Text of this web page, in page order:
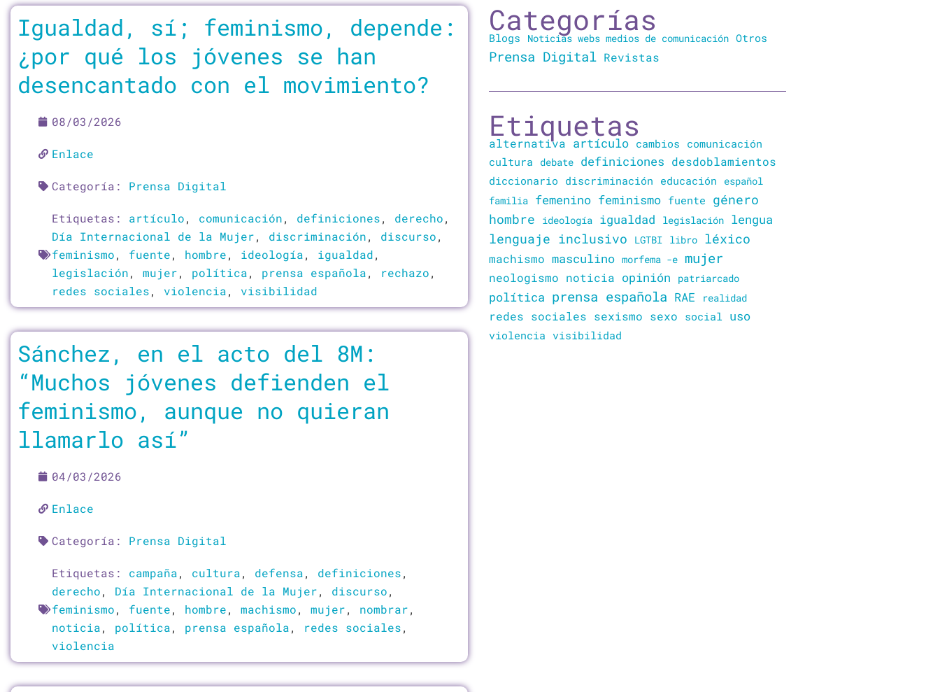
Igualdad, sí; feminismo, depende:
¿por qué los jóvenes se han
desencantado con el movimiento?
08/03/2026
Enlace
Categoría: Prensa Digital
Etiquetas: artículo, comunicación, definiciones, derecho,
Día Internacional de la Mujer, discriminación, discurso,
feminismo, fuente, hombre, ideología, igualdad,
legislación, mujer, política, prensa española, rechazo,
redes sociales, violencia, visibilidad
Sánchez, en el acto del 8M:
“Muchos jóvenes defienden el
feminismo, aunque no quieran
llamarlo así”
04/03/2026
Enlace
Categoría: Prensa Digital
Etiquetas: campaña, cultura, defensa, definiciones,
derecho, Día Internacional de la Mujer, discurso,
feminismo, fuente, hombre, machismo, mujer, nombrar,
noticia, política, prensa española, redes sociales,
violencia
Categorías
Blogs Noticias webs medios de comunicación Otros
Prensa Digital Revistas
Etiquetas
alternativa artículo cambios comunicación
cultura debate definiciones desdoblamientos
diccionario discriminación educación
español
familia femenino feminismo fuente
género
hombre
ideología igualdad legislación lengua
lenguaje inclusivo LGTBI libro léxico
machismo masculino morfema -e mujer
neologismo noticia opinión patriarcado
política prensa española RAE realidad
redes sociales sexismo sexo social uso
violencia visibilidad